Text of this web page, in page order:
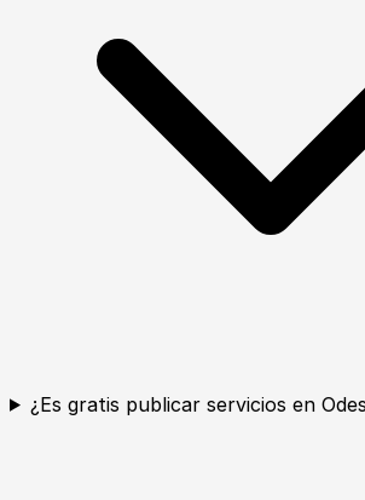
¿Es gratis publicar servicios en